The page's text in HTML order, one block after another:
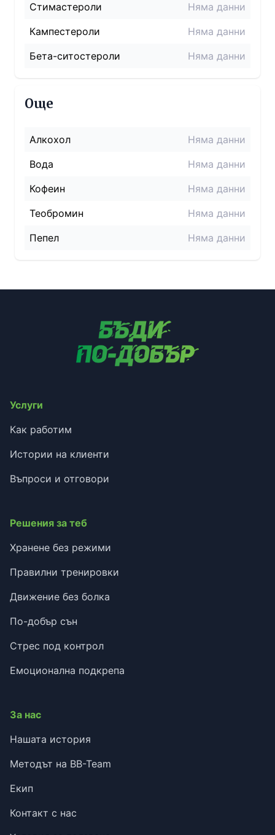
Стимастероли
Няма данни
Кампестероли
Няма данни
Бета-ситостероли
Няма данни
Още
Алкохол
Няма данни
Вода
Няма данни
Кофеин
Няма данни
Теобромин
Няма данни
Пепел
Няма данни
Услуги
Как работим
Истории на клиенти
Въпроси и отговори
Решения за теб
Хранене без режими
Правилни тренировки
Движение без болка
По-добър сън
Стрес под контрол
Емоционална подкрепа
За нас
Нашата история
Методът на BB-Team
Екип
Контакт с нас